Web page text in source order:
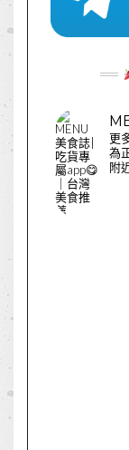
更
為
附